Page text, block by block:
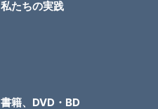
私たちの実践
書籍、DVD・BD